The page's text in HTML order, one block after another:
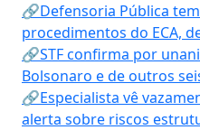
🔗Defensoria Pública
procedimentos do ECA,
🔗STF confirma por
Bolsonaro e de outros
🔗Especialista vê
alerta sobre riscos